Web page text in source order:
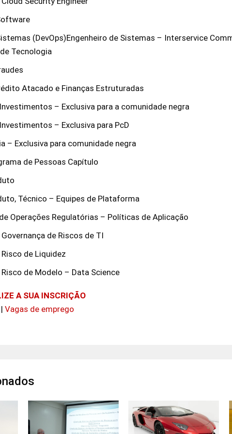
(DevOps)Engenheiro de Sistemas – Interservice
Tecnologia
Atacado e Finanças Estruturadas
– Exclusiva para a comunidade negra
– Exclusiva para PcD
– Exclusiva para comunidade negra
de Pessoas Capítulo
Técnico – Equipes de Plataforma
Operações Regulatórias – Políticas de Aplicação
de Riscos de TI
de Liquidez
de Modelo – Data Science
A SUA INSCRIÇÃO
| Vagas de emprego